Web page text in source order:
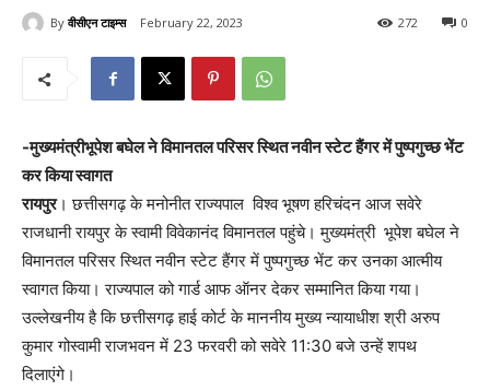
By वीसीएन टाइम्स February 22, 2023 0
272
-मुख्यमंत्रीभूपेश बघेल ने विमानतल परिसर स्थित नवीन स्टेट हैंगर में पुष्पगुच्छ भेंट
कर किया स्वागत
रायपुर। छत्तीसगढ़ के मनोनीत राज्यपाल विश्व भूषण हरिचंदन आज सवेरे
राजधानी रायपुर के स्वामी विवेकानंद विमानतल पहुंचे। मुख्यमंत्री भूपेश बघेल ने
विमानतल परिसर स्थित नवीन स्टेट हैंगर में पुष्पगुच्छ भेंट कर उनका आत्मीय
स्वागत किया। राज्यपाल को गार्ड आफ ऑनर देकर सम्मानित किया गया।
उल्लेखनीय है कि छत्तीसगढ़ हाई कोर्ट के माननीय मुख्य न्यायाधीश श्री अरुप
कुमार गोस्वामी राजभवन में 23 फरवरी को सवेरे 11:30 बजे उन्हें शपथ
दिलाएंगे।